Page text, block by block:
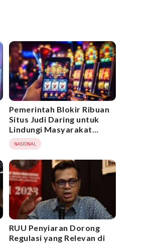
Pemerintah Blokir Ribuan
Situs Judi Daring untuk
Lindungi Masyarakat
Sesuai Semangat Sumpah
Pemuda
NASIONAL
RUU Penyiaran Dorong
Regulasi yang Relevan di